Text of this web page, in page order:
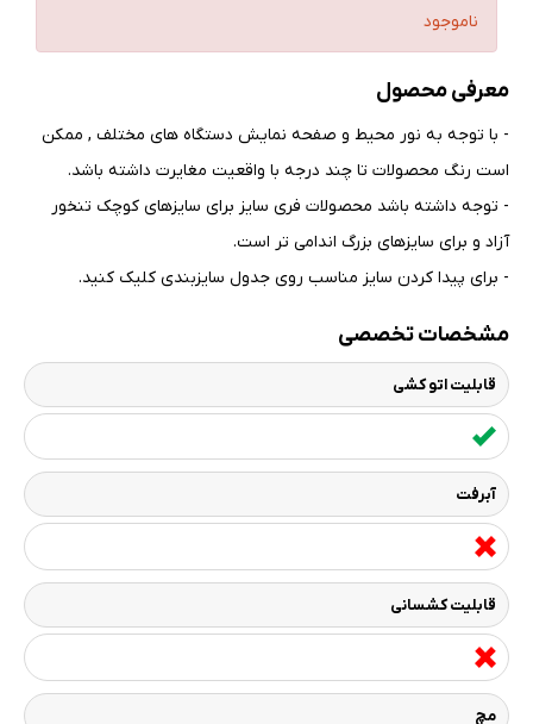
ناموجود
معرفی محصول
- با توجه به نور محیط و صفحه نمایش دستگاه های مختلف , ممکن
است رنگ محصولات تا چند درجه با واقعیت مغایرت داشته باشد.
- توجه داشته باشد محصولات فری سایز برای سایزهای کوچک تنخور
آزاد و برای سایزهای بزرگ اندامی تر است.
- برای پیدا کردن سایز مناسب روی جدول سایزبندی کلیک کنید.
مشخصات تخصصی
قابلیت اتو کشی
آبرفت
قابلیت کشسانی
مچ